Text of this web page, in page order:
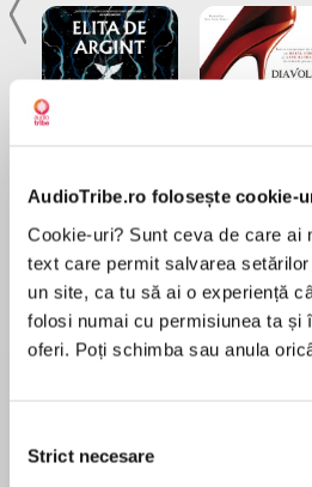
AudioTribe.ro folosește cookie-
Cookie-uri? Sunt ceva de care ai
text care permit salvarea
un site, ca tu să ai o experiență
folosi numai cu permisiunea ta și
oferi. Poți schimba sau anula
consimțământului
Strict necesare
Desprecarte
Now a major Netflix series!
Earth delivers big thrills and
Jeff Kinney, author of Diary